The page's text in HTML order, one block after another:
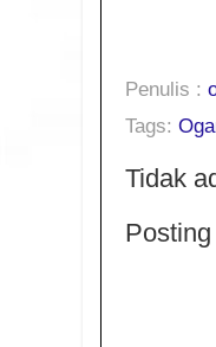
Penulis :
Tags:
Tidak